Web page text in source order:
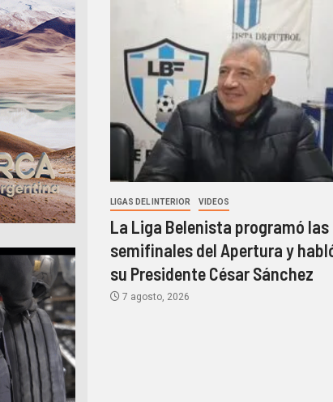
LIGAS DEL INTERIOR VIDEOS
La Liga Belenista programó las
semifinales del Apertura y
su Presidente César Sánchez
7 agosto, 2026